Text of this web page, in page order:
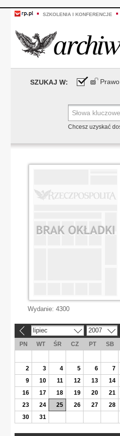
SZKOLENIA I KONFERENCJE
SZUKAJ W: Prawo
Chcesz uzyskać
Wydanie: 4300
lipiec 2007
PN WT ŚR CZ PT SB
2
3 4 5 6 7
9
10 11 12 13 14
16
17 18 19 20 21
23
24 25 26 27 28
30
31